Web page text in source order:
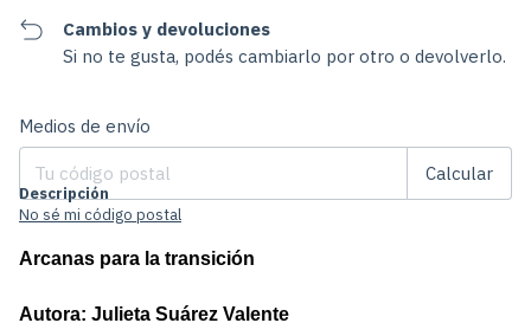
Cambios y devoluciones
Si no te gusta, podés cambiarlo por otro o devolverlo.
Entregas para el CP:
Medios de envío
Calcular
No sé mi código postal
Descripción
Arcanas para la transición
Autora: Julieta Suárez Valente